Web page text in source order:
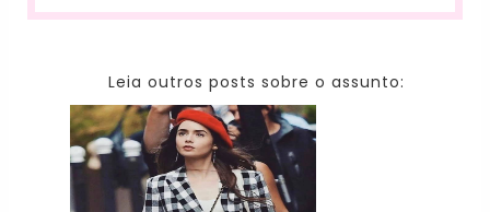
Leia outros posts sobre o assunto: